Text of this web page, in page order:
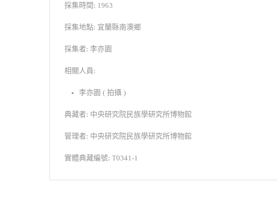
採集時間: 1963
採集地點: 宜蘭縣南澳鄉
採集者: 李亦園
相關人員:
李亦園 ( 拍攝 )
典藏者: 中央研究院民族學研究所博物館
管理者: 中央研究院民族學研究所博物館
實體典藏編號: T0341-1